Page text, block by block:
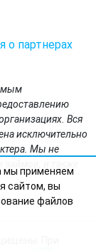
мы применяем
сайтом, вы
файлов
о партнерах
Вся
исключительно
Мы не
При